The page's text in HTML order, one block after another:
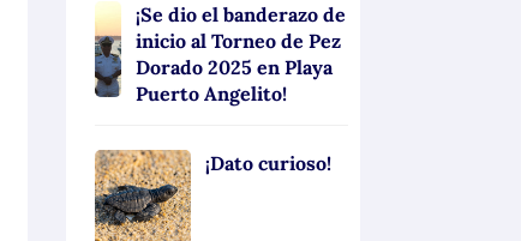
¡Se dio el banderazo de
inicio al Torneo de Pez
Dorado 2025 en Playa
Puerto Angelito!
¡Dato curioso!